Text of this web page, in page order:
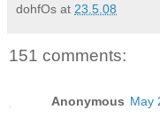
dohfOs at 23.5.08
151 comments:
Anonymous May